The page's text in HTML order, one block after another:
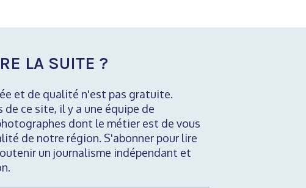
LA SUITE ?
et de qualité n'est pas gratuite.
ce site, il y a une équipe de
dont le métier est de vous
de notre région. S'abonner pour lire
un journalisme indépendant et